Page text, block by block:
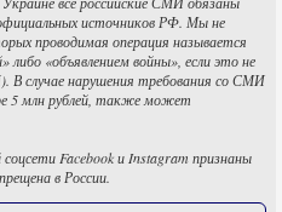
источников РФ. Мы не
проводимая операция называется
«объявлением войны», если это не
случае нарушения требования со СМИ
5 млн рублей, также может
Facebook и Instagram признаны
в России.